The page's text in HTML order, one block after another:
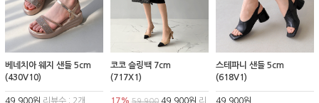
베네치아 웨지 샌들 5cm
(430V10)
49,900원 리뷰수 : 2개
코코 슬링백 7cm
(717X1)
17% 49,900원 리
스테파니 샌들 5cm
(618V1)
49,900원